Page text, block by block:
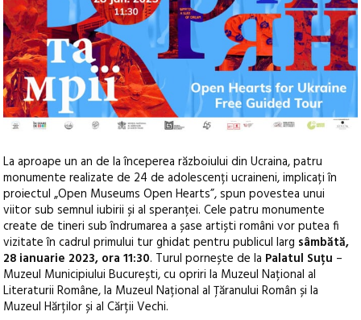
La aproape un an de la începerea războiului din Ucraina, patru
monumente realizate de 24 de adolescenți ucraineni, implicați în
proiectul „Open Museums Open Hearts”, spun povestea unui
viitor sub semnul iubirii și al speranței. Cele patru monumente
create de tineri sub îndrumarea a șase artiști români vor putea fi
vizitate în cadrul primului tur ghidat pentru publicul larg sâmbătă,
28 ianuarie 2023, ora 11:30. Turul pornește de la Palatul Suțu –
Muzeul Municipiului București, cu opriri la Muzeul Național al
Literaturii Române, la Muzeul Național al Țăranului Român și la
Muzeul Hărților și al Cărții Vechi.